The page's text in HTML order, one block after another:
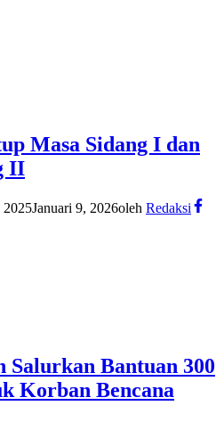
Masa Sidang I dan
II
2025Januari 9, 2026oleh Redaksi
Salurkan Bantuan 300
Korban Bencana